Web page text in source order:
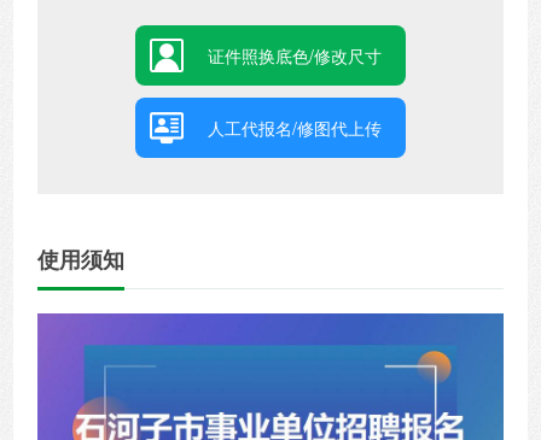
证件照换底色/修改尺寸
人工代报名/修图代上传
使用须知